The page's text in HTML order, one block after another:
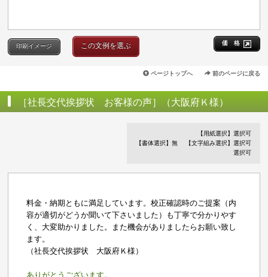
価 格
印刷イメージ この文例を選ぶ
ページトップへ 前のページに戻る
［社長交代挨拶状 お客様の声］（大阪府Ｋ様）
【用紙選択】選択可
【書体選択】無
【文字組み選択】選択可
選択可
料金・納期ともに満足しています。校正確認時のご提案（内
容が適切がどうか聞いて下さいました）も丁寧で分かりやす
く、大変助かりました。また機会がありましたらお願い致し
ます。
（社長交代挨拶状 大阪府Ｋ様）
ありがとうございます。